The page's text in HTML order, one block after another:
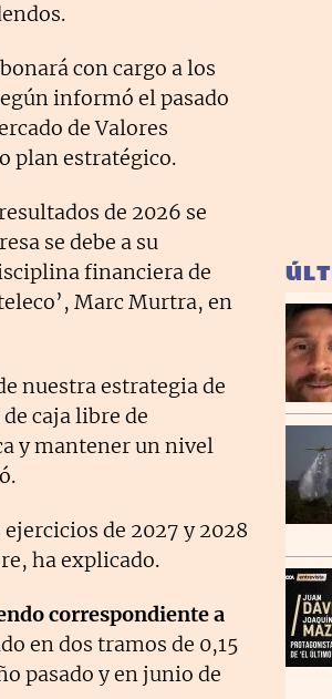
con cargo a los
informó el pasado
de Valores
plan estratégico.
de 2026 se
se debe a su
financiera de
Marc Murtra, en
nuestra estrategia de
caja libre de
y mantener un nivel
de 2027 y 2028
ha explicado.
correspondiente a
en dos tramos de 0,15
pasado y en junio de